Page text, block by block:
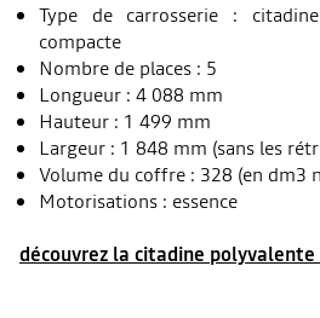
Type de carrosserie :
compacte
Nombre de places : 5
Longueur : 4 088 mm
Hauteur : 1 499 mm
Largeur : 1 848 mm (sans les
Volume du coffre : 328 (en dm3
Motorisations : essence
découvrez la citadine polyvalente